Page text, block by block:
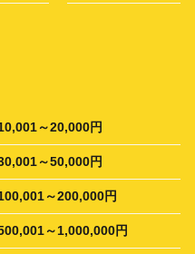
～20,000円
～50,000円
～200,000円
～1,000,000円